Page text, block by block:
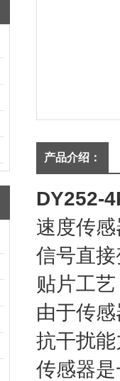
产品介绍：
DY252-
速度传
信号直
贴片工
由于传
抗干扰
传感器